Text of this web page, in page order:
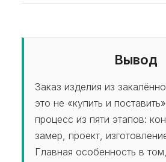
и эскизы.
фиксируются в договоре, а у
Вывод
Заказ изделия из
это не «купить и
процесс из пяти этапов:
замер, проект,
Главная особенность в